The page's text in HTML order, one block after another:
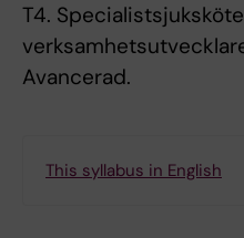
T4.
Avancerad.
This syllabus in English